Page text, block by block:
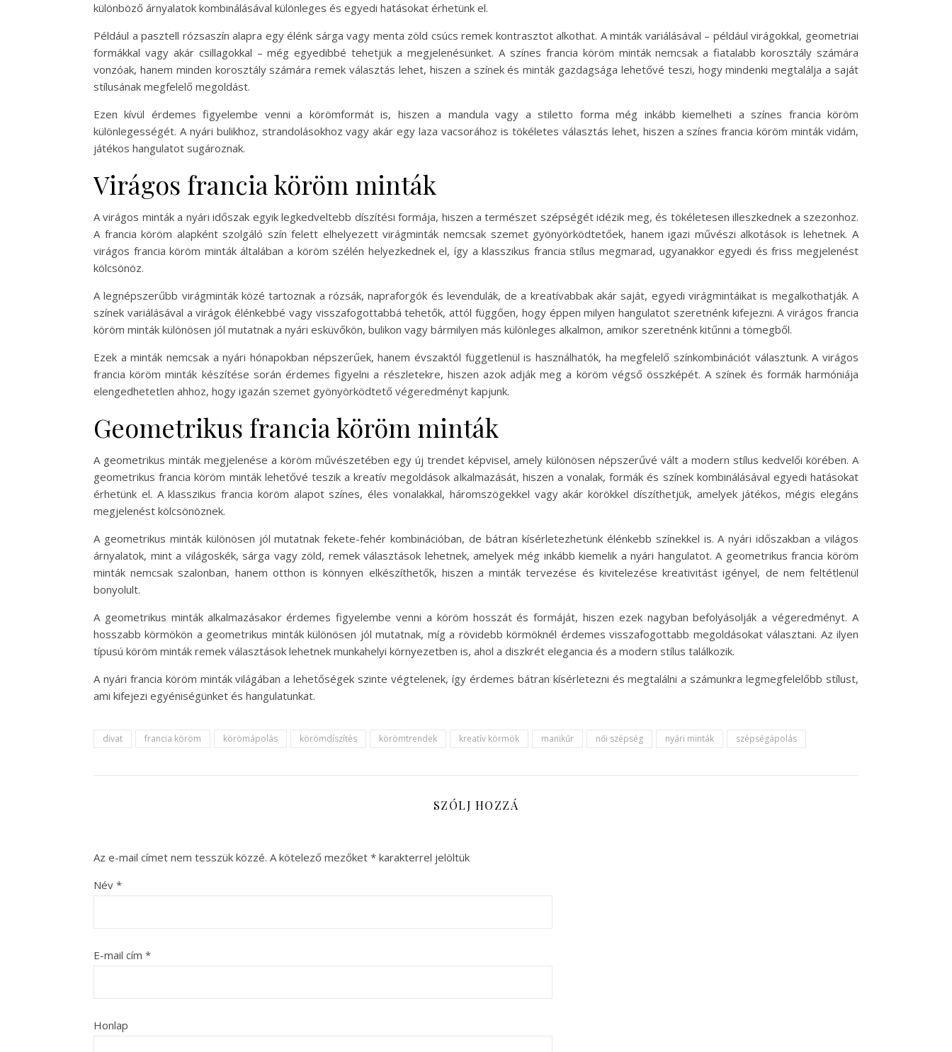
különböző árnyalatok kombinálásával különleges és egyedi hatásokat érhetünk el.
Például a pasztell rózsaszín alapra egy élénk sárga vagy menta zöld csúcs remek kontrasztot alkothat. A minták variálásával – például virágokkal, geometriai
formákkal vagy akár csillagokkal – még egyedibbé tehetjük a megjelenésünket. A színes francia köröm minták nemcsak a fiatalabb korosztály számára
vonzóak, hanem minden korosztály számára remek választás lehet, hiszen a színek és minták gazdagsága lehetővé teszi, hogy mindenki megtalálja a saját
stílusának megfelelő megoldást.
Ezen kívül érdemes figyelembe venni a körömformát is, hiszen a mandula vagy a stiletto forma még inkább kiemelheti a színes francia köröm
különlegességét. A nyári bulikhoz, strandolásokhoz vagy akár egy laza vacsorához is tökéletes választás lehet, hiszen a színes francia köröm minták vidám,
játékos hangulatot sugároznak.
Virágos francia köröm minták
A virágos minták a nyári időszak egyik legkedveltebb díszítési formája, hiszen a természet szépségét idézik meg, és tökéletesen illeszkednek a szezonhoz.
A francia köröm alapként szolgáló szín felett elhelyezett virágminták nemcsak szemet gyönyörködtetőek, hanem igazi művészi alkotások is lehetnek. A
virágos francia köröm minták általában a köröm szélén helyezkednek el, így a klasszikus francia stílus megmarad, ugyanakkor egyedi és friss megjelenést
kölcsönöz.
A legnépszerűbb virágminták közé tartoznak a rózsák, napraforgók és levendulák, de a kreatívabbak akár saját, egyedi virágmintáikat is megalkothatják. A
színek variálásával a virágok élénkebbé vagy visszafogottabbá tehetők, attól függően, hogy éppen milyen hangulatot szeretnénk kifejezni. A virágos francia
köröm minták különösen jól mutatnak a nyári esküvőkön, bulikon vagy bármilyen más különleges alkalmon, amikor szeretnénk kitűnni a tömegből.
Ezek a minták nemcsak a nyári hónapokban népszerűek, hanem évszaktól függetlenül is használhatók, ha megfelelő színkombinációt választunk. A virágos
francia köröm minták készítése során érdemes figyelni a részletekre, hiszen azok adják meg a köröm végső összképét. A színek és formák harmóniája
elengedhetetlen ahhoz, hogy igazán szemet gyönyörködtető végeredményt kapjunk.
Geometrikus francia köröm minták
A geometrikus minták megjelenése a köröm művészetében egy új trendet képvisel, amely különösen népszerűvé vált a modern stílus kedvelői körében. A
geometrikus francia köröm minták lehetővé teszik a kreatív megoldások alkalmazását, hiszen a vonalak, formák és színek kombinálásával egyedi hatásokat
érhetünk el. A klasszikus francia köröm alapot színes, éles vonalakkal, háromszögekkel vagy akár körökkel díszíthetjük, amelyek játékos, mégis elegáns
megjelenést kölcsönöznek.
A geometrikus minták különösen jól mutatnak fekete-fehér kombinációban, de bátran kísérletezhetünk élénkebb színekkel is. A nyári időszakban a világos
árnyalatok, mint a világoskék, sárga vagy zöld, remek választások lehetnek, amelyek még inkább kiemelik a nyári hangulatot. A geometrikus francia köröm
minták nemcsak szalonban, hanem otthon is könnyen elkészíthetők, hiszen a minták tervezése és kivitelezése kreativitást igényel, de nem feltétlenül
bonyolult.
A geometrikus minták alkalmazásakor érdemes figyelembe venni a köröm hosszát és formáját, hiszen ezek nagyban befolyásolják a végeredményt. A
hosszabb körmökön a geometrikus minták különösen jól mutatnak, míg a rövidebb körmöknél érdemes visszafogottabb megoldásokat választani. Az ilyen
típusú köröm minták remek választások lehetnek munkahelyi környezetben is, ahol a diszkrét elegancia és a modern stílus találkozik.
A nyári francia köröm minták világában a lehetőségek szinte végtelenek, így érdemes bátran kísérletezni és megtalálni a számunkra legmegfelelőbb stílust,
ami kifejezi egyéniségünket és hangulatunkat.
divat francia köröm körömápolás körömdíszítés körömtrendek kreatív körmök manikűr női szépség nyári minták szépségápolás
SZÓLJ HOZZÁ
Az e-mail címet nem tesszük közzé. A kötelező mezőket * karakterrel jelöltük
Név *
E-mail cím *
Honlap